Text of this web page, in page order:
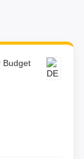
Budget